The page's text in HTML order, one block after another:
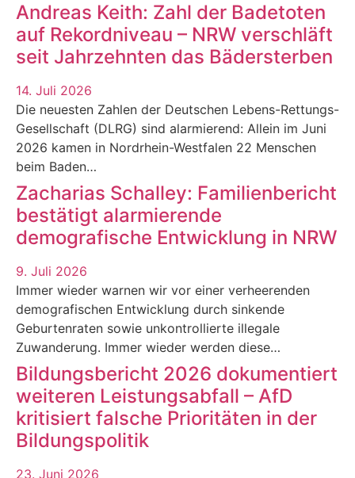
Andreas Keith: Zahl der Badetoten
auf Rekordniveau – NRW verschläft
seit Jahrzehnten das Bädersterben
14. Juli 2026
Die neuesten Zahlen der Deutschen Lebens-Rettungs-
Gesellschaft (DLRG) sind alarmierend: Allein im Juni
2026 kamen in Nordrhein-Westfalen 22 Menschen
beim Baden…
Zacharias Schalley: Familienbericht
bestätigt alarmierende
demografische Entwicklung in NRW
9. Juli 2026
Immer wieder warnen wir vor einer verheerenden
demografischen Entwicklung durch sinkende
Geburtenraten sowie unkontrollierte illegale
Zuwanderung. Immer wieder werden diese…
Bildungsbericht 2026 dokumentiert
weiteren Leistungsabfall – AfD
kritisiert falsche Prioritäten in der
Bildungspolitik
23. Juni 2026